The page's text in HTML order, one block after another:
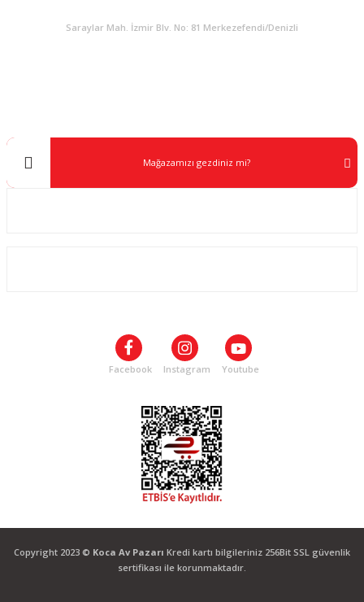
Gönder
Saraylar Mah. İzmir Blv. No: 81 Merkezefendi/Denizli
Mağazamızı gezdiniz mi?
Facebook Instagram Youtube
Copyright 2023 © Koca Av Pazarı Kredi kartı bilgileriniz 256Bit SSL güvenlik
sertifikası ile korunmaktadır.